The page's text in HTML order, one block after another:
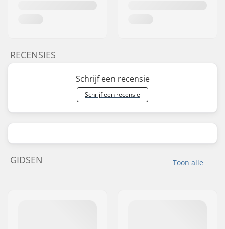
RECENSIES
Schrijf een recensie
Schrijf een recensie
Toon alle
GIDSEN